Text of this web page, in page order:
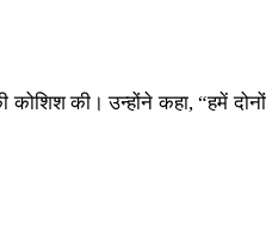
की। उन्होंने कहा, “हमें